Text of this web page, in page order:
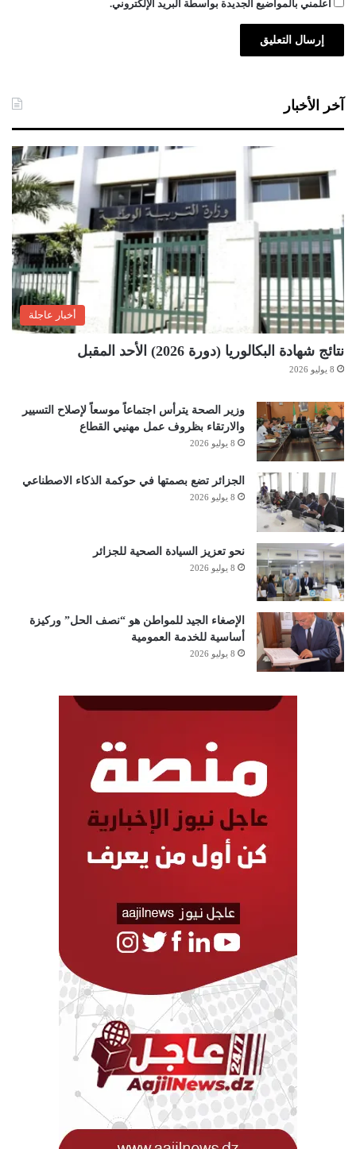
ئ
ي
أعلمني بالمواضيع الجديدة بواسطة البريد الإلكتروني.
آخر الأخبار
أخبار عاجلة
نتائج شهادة البكالوريا (دورة 2026) الأحد المقبل
8 يوليو 2026
وزير الصحة يترأس اجتماعاً موسعاً لإصلاح التسيير
والارتقاء بظروف عمل مهنيي القطاع
8 يوليو 2026
الجزائر تضع بصمتها في حوكمة الذكاء الاصطناعي
8 يوليو 2026
نحو تعزيز السيادة الصحية للجزائر
8 يوليو 2026
الإصغاء الجيد للمواطن هو “نصف الحل” وركيزة
أساسية للخدمة العمومية
8 يوليو 2026